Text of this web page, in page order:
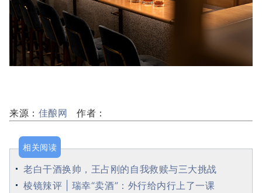
来源： 佳酿网 作者：
相关阅读
老白干酒换帅，王占刚的自我救赎与三大挑战
棱镜辣评 | 瑞幸“卖酒”：外行给内行上了一课